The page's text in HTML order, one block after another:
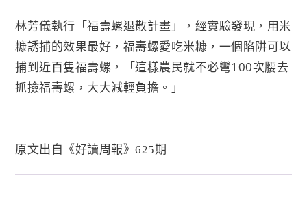
林芳儀執行「福壽螺退散計畫」，經實驗發現，用米
糠誘捕的效果最好，福壽螺愛吃米糠，一個陷阱可以
捕到近百隻福壽螺，「這樣農民就不必彎100次腰去
抓撿福壽螺，大大減輕負擔。」
原文出自《好讀周報》625期